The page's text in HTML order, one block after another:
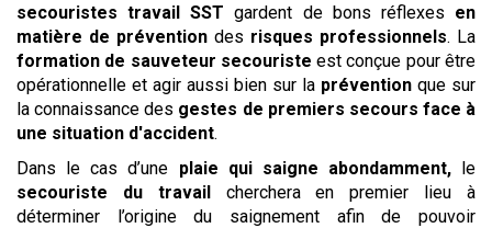
secouristes travail SST gardent de bons réflexes en
matière de prévention des risques professionnels. La
formation de sauveteur secouriste est conçue pour être
opérationnelle et agir aussi bien sur la prévention que sur
la connaissance des gestes de premiers secours face à
une situation d'accident.
Dans le cas d’une plaie qui saigne abondamment,le
secouriste du travail cherchera en premier lieu à
déterminer l’origine du saignement afin de pouvoir